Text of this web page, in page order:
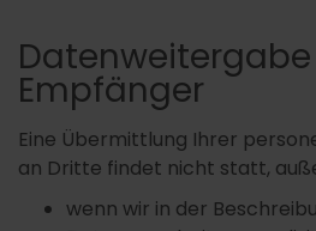
Empfänger
Eine Übermittlung Ihrer
an Dritte findet nicht statt,
wenn wir in der